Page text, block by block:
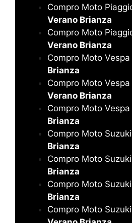
Compro Moto
Verano Brianza
Compro Moto
Verano Brianza
Compro Moto Vespa
Brianza
Compro Moto
Verano Brianza
Compro Moto
Brianza
Compro Moto
Brianza
Compro Moto
Brianza
Compro Moto
Brianza
Compro Moto